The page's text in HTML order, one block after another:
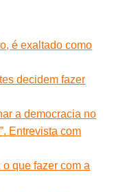
é exaltado como
decidem fazer
a democracia no
Entrevista com
que fazer com a